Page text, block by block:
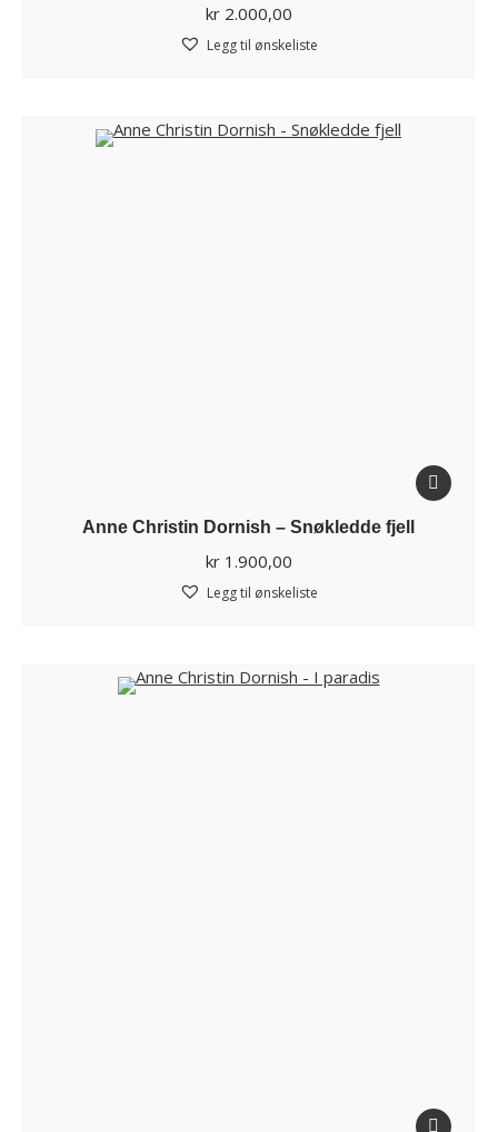
kr2.000,00
Legg til ønskeliste
Anne Christin Dornish – Snøkledde fjell
kr1.900,00
Legg til ønskeliste